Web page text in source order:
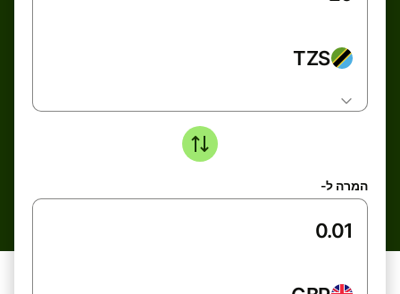
TZS
המרה ל-